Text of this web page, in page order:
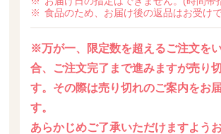
食品のため、お届け後の返品はお受けで
※万が一、限定数を超えるご注文を
合、ご注文完了まで進みますが売り
す。その際は売り切れのご案内をお
す。
あらかじめご了承いただけますよう